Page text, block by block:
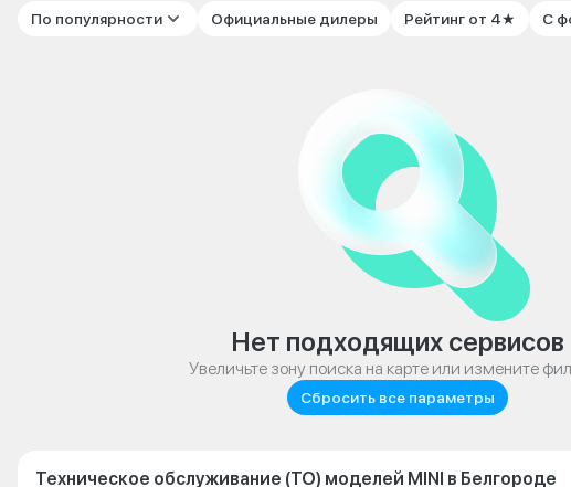
По популярности Официальные дилеры Рейтинг от 4★ С
Нет подходящих сервисов
Увеличьте зону поиска на карте или измените
Сбросить все параметры
Техническое обслуживание (ТО) моделей MINI в Белгороде